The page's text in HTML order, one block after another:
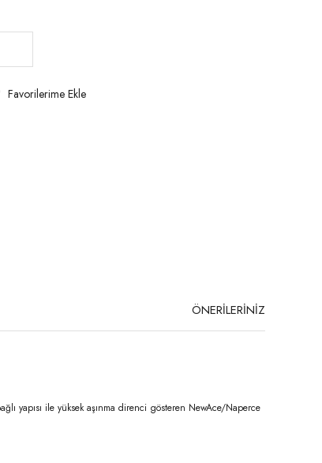
ÖNERİLERİNİZ
yapısı ile yüksek aşınma direnci gösteren NewAce/Naperce